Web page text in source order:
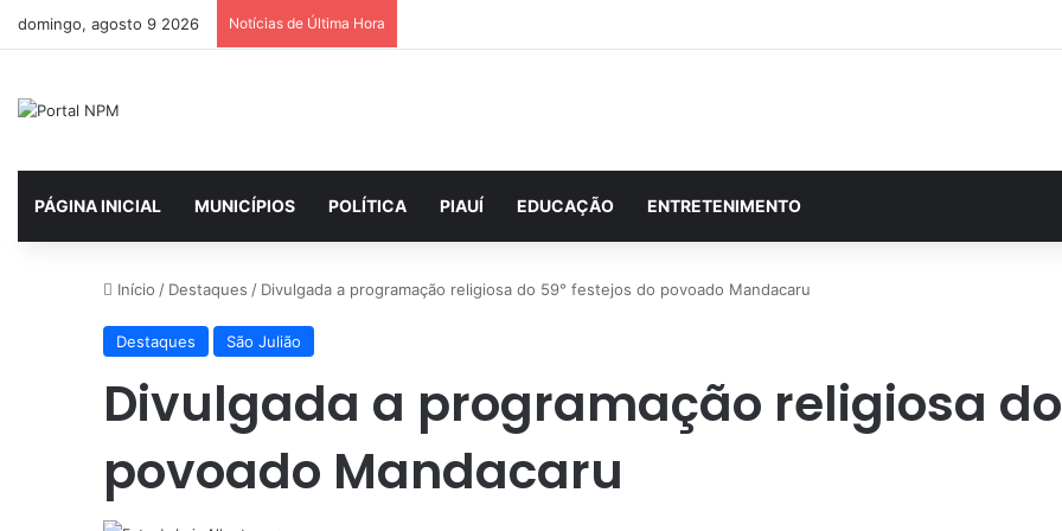
domingo, agosto 9 2026 Notícias de Última Hora
PÁGINA INICIAL MUNICÍPIOS POLÍTICA PIAUÍ EDUCAÇÃO ENTRETENIMENTO
Início / Destaques / Divulgada a programação religiosa do 59° festejos do povoado Mandacaru
Destaques São Julião
Divulgada a programação religiosa
povoado Mandacaru